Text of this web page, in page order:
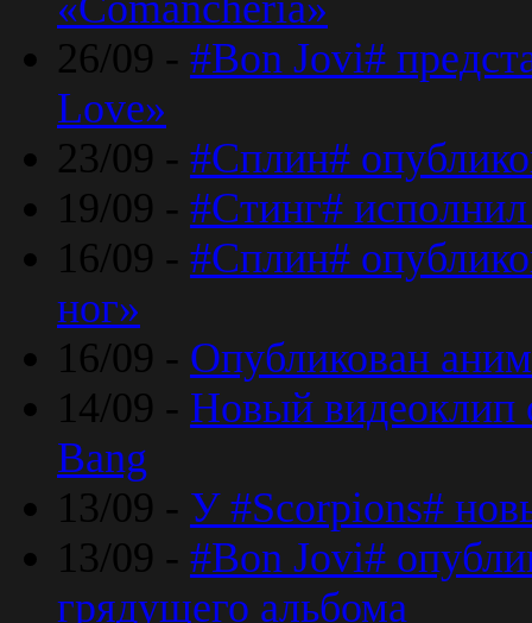
26/09 - #Bon Jovi#
Love»
23/09 - #Сплин#
19/09 - #Стинг#
16/09 - #Сплин#
ног»
16/09 - Опубликован
14/09 - Новый видеоклип
Bang
13/09 - У #Scorpions#
13/09 - #Bon Jovi#
грядущего альбома